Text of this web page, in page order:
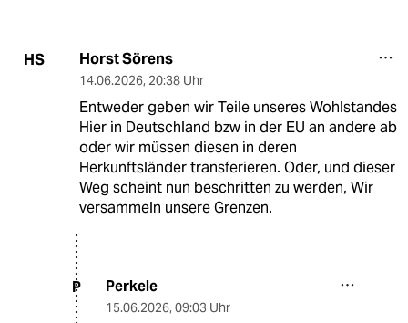
HS Horst Sörens
14.06.2026, 20:38 Uhr
Entweder geben wir Teile unseres Wohlstandes
Hier in Deutschland bzw in der EU an andere ab
oder wir müssen diesen in deren
Herkunftsländer transferieren. Oder, und dieser
Weg scheint nun beschritten zu werden, Wir
versammeln unsere Grenzen.
P Perkele
15.06.2026, 09:03 Uhr